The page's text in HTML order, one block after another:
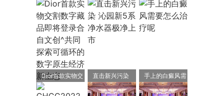
Dior首款实物交
割数字藏品即将
直击新兴污染
沁园新5系净水
手上的白癜风需
要怎么治疗呢